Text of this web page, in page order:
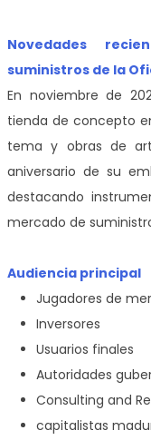
Novedades
suministros de la
En noviembre de
tienda de concepto
tema y obras de
aniversario de su
destacando
mercado de
Audiencia principal
Jugadores de
Inversores
Usuarios finales
Autoridades
Consulting and
capitalistas